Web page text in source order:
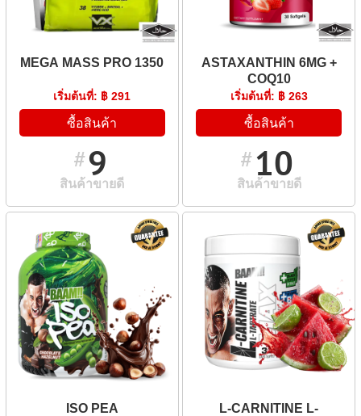
MEGA MASS PRO 1350
เริ่มต้นที่: ฿ 291
ซื้อสินค้า
#9
สินค้าขายดี
ASTAXANTHIN 6MG +
COQ10
เริ่มต้นที่: ฿ 263
ซื้อสินค้า
#10
สินค้าขายดี
ISO PEA
L-CARNITINE L-